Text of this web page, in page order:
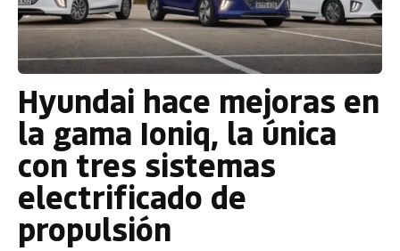
Hyundai hace mejoras en
la gama Ioniq, la única
con tres sistemas
electrificado de
propulsión